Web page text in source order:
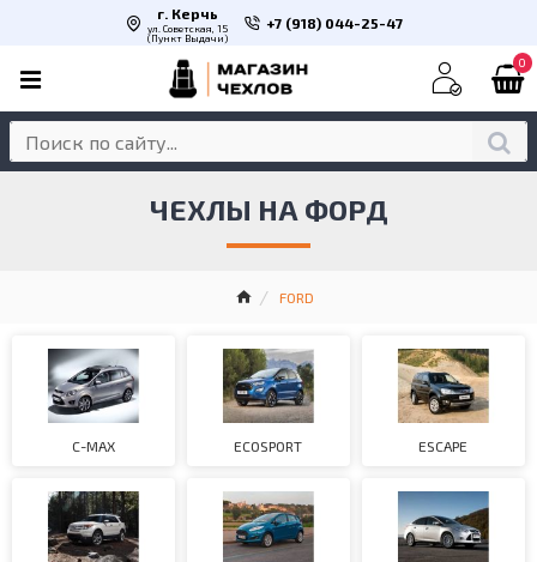
г. Керчь
ул. Советская, 15
(Пункт Выдачи)
+7 (918) 044-25-47
0
FORD
ЧЕХЛЫ НА ФОРД
C-MAX ECOSPORT ESCAPE